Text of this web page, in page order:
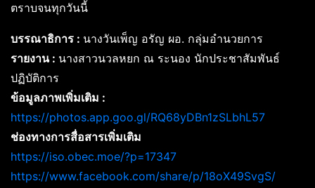
ตราบจนทุกวันนี้
บรรณาธิการ : นางวันเพ็ญ อรัญ ผอ. กลุ่มอำนวยการ
รายงาน : นางสาวนวลหยก ณ ระนอง นักประชาสัมพันธ์
ปฏิบัติการ
ข้อมูลภาพเพิ่มเติม :
https://photos.app.goo.gl/RQ68yDBn1zSLbhL57
ช่องทางการสื่อสารเพิ่มเติม
https://iso.obec.moe/?p=17347
https://www.facebook.com/share/p/18oX49SvgS/